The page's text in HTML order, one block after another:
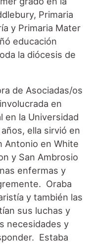
Primaria
y Primaria Mater
educación
la diócesis de
de Asociadas/os
en
en la Universidad
ella sirvió en
Antonio en White
y San Ambrosio
enfermas y
Oraba
y también las
sus luchas y
necesidades y
Estaba